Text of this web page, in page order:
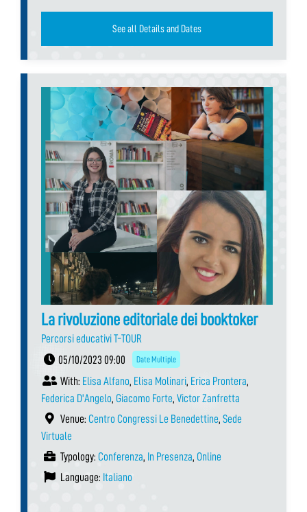
See all Details and Dates
La rivoluzione editoriale dei booktoker
Percorsi educativi T-TOUR
05/10/2023 09:00
Date Multiple
With: Elisa Alfano, Elisa Molinari, Erica Prontera,
Federica D'Angelo, Giacomo Forte, Victor Zanfretta
Venue: Centro Congressi Le Benedettine, Sede
Virtuale
Typology: Conferenza, In Presenza, Online
Language: Italiano